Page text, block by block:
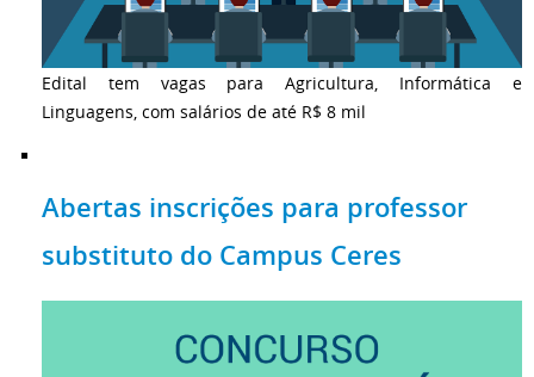
Edital tem vagas para Agricultura, Informática e
Linguagens, com salários de até R$ 8 mil
Abertas inscrições para professor
substituto do Campus Ceres